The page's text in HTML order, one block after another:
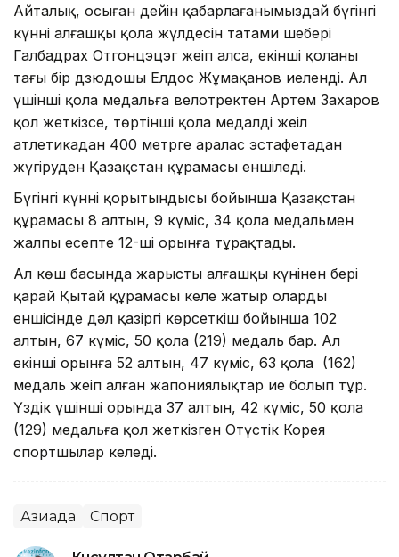
Айталық, осыған дейін қабарлағанымыздай бүгінгі
күннің алғашқы қола жүлдесін татами шебері
Галбадрах Отгонцэцэг жеңіп алса, екінші қоланы
тағы бір дзюдошы Елдос Жұмақанов иеленді. Ал
үшінші қола медальға велотректен Артем Захаров
қол жеткізсе, төртінші қола медалді жеңіл
атлетикадан 400 метрге аралас эстафетадан
жүгіруден Қазақстан құрамасы еншіледі.
Бүгінгі күннің қорытындысы бойынша Қазақстан
құрамасы 8 алтын, 9 күміс, 34 қола медальмен
жалпы есепте 12-ші орынға тұрақтады.
Ал көш басында жарыстың алғашқы күнінен бері
қарай Қытай құрамасы келе жатыр олардың
еншісінде дәл қазіргі көрсеткіш бойынша 102
алтын, 67 күміс, 50 қола (219) медаль бар. Ал
екінші орынға 52 алтын, 47 күміс, 63 қола (162)
медаль жеңіп алған жапониялықтар ие болып тұр.
Үздік үшінші орында 37 алтын, 42 күміс, 50 қола
(129) медальға қол жеткізген Оңтүстік Корея
спортшылар келеді.
Азиада Спорт